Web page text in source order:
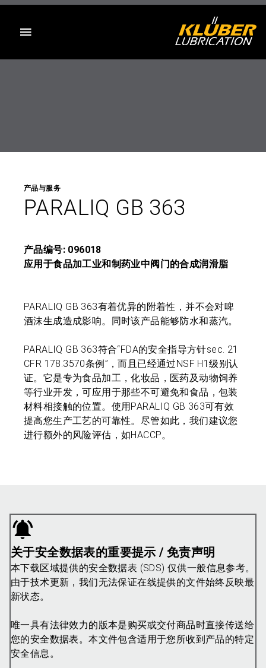
产品与服务
PARALIQ GB 363
产品编号: 096018
应用于食品加工业和制药业中阀门的合成润滑脂
PARALIQ GB 363有着优异的附着性，并不会对啤
酒沫生成造成影响。同时该产品能够防水和蒸汽。
PARALIQ GB 363符合“FDA的安全指导方针sec. 21
CFR 178.3570条例”，而且已经通过NSF H1级别认
证。它是专为食品加工，化妆品，医药及动物饲养
等行业开发，可应用于那些不可避免和食品，包装
材料相接触的位置。使用PARALIQ GB 363可有效
提高您生产工艺的可靠性。尽管如此，我们建议您
进行额外的风险评估，如HACCP。
关于安全数据表的重要提示 / 免责声明
本下载区域提供的安全数据表 (SDS) 仅供一般信息参考。
由于技术更新，我们无法保证在线提供的文件始终反映最
新状态。
唯一具有法律效力的版本是购买或交付商品时直接传送给
您的安全数据表。本文件包含适用于您所收到产品的特定
安全信息。